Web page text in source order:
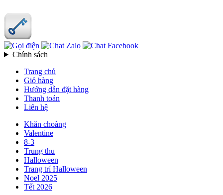
Chính sách
Trang chủ
Giỏ hàng
Hướng dẫn đặt hàng
Thanh toán
Liên hệ
Khăn choàng
Valentine
8-3
Trung thu
Halloween
Trang trí Halloween
Noel 2025
Tết 2026